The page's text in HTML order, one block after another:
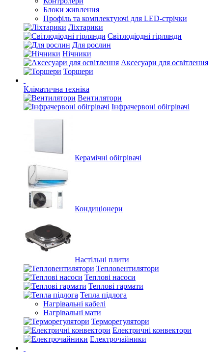
Блоки живлення
Профіль та комплектуючі для LED-стрічки
Ліхтарики
Світлодіодні гірлянди
Для рослин
Нічники
Аксесуари для освітлення
Торшери
Кліматична техніка
Вентилятори
Інфрачервоні обігрівачі
Керамічні обігрівачі
Кондиціонери
Настільні плити
Тепловентилятори
Теплові насоси
Теплові гармати
Тепла підлога
Нагрівальні кабелі
Нагрівальні мати
Терморегулятори
Електричні конвектори
Електрочайники